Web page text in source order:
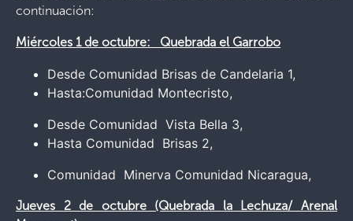
continuación:
Miércoles 1 de octubre: Quebrada el Garrobo
Desde Comunidad Brisas de Candelaria 1,
Hasta:Comunidad Montecristo,
Desde Comunidad Vista Bella 3,
Hasta Comunidad Brisas 2,
Comunidad Minerva Comunidad Nicaragua,
Jueves 2 de octubre (Quebrada la Lechuza/ Arenal